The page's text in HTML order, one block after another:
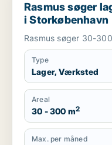
Rasmus søger
i Storkøbenhavn
Rasmus søger 30-
Type
Lager, Værksted
Areal
30 - 300 m2
Max. per måned